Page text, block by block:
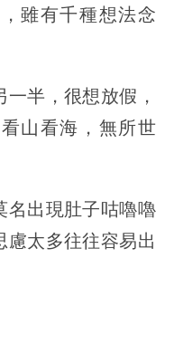
雖有千種想法念
半，很想放假，
山看海，無所世
名出現肚子咕嚕嚕
太多往往容易出